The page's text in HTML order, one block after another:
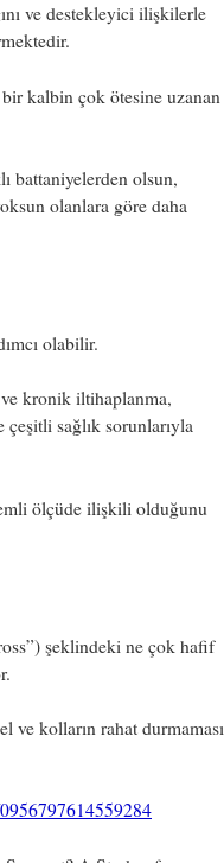
ve destekleyici ilişkilerle
bir kalbin çok ötesine uzanan
battaniyelerden olsun,
olanlara göre daha
olabilir.
kronik iltihaplanma,
sağlık sorunlarıyla
ölçüde ilişkili olduğunu
şeklindeki ne çok hafif
ve kolların rahat durmaması